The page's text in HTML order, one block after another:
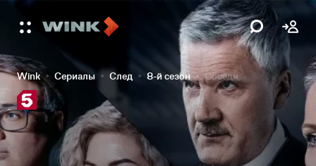
Wink Сериалы След 8-й сезон Соседи